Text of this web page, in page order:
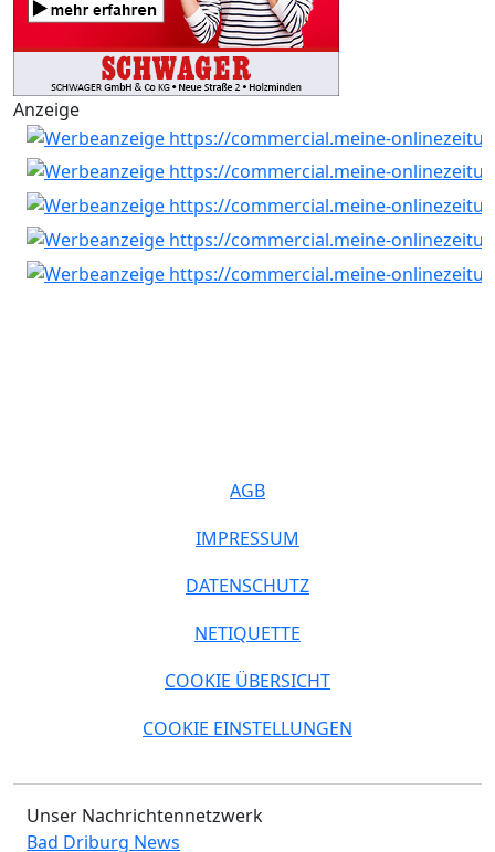
Anzeige
AGB
IMPRESSUM
DATENSCHUTZ
NETIQUETTE
COOKIE ÜBERSICHT
COOKIE EINSTELLUNGEN
Unser Nachrichtennetzwerk
Bad Driburg News